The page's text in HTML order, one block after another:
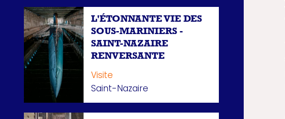
L'ÉTONNANTE VIE DES
SOUS-MARINIERS -
SAINT-NAZAIRE
RENVERSANTE
Visite
Saint-Nazaire